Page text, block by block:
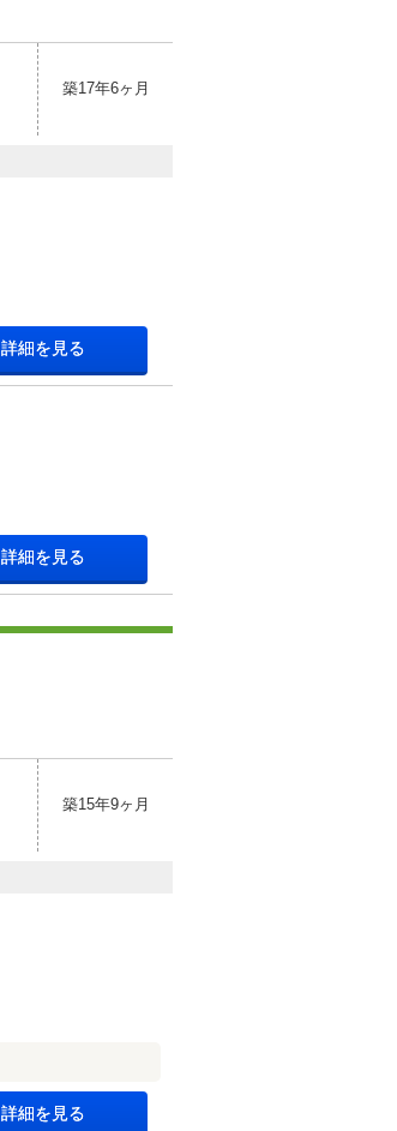
築17年6ヶ月
詳細を見る
詳細を見る
築15年9ヶ月
詳細を見る